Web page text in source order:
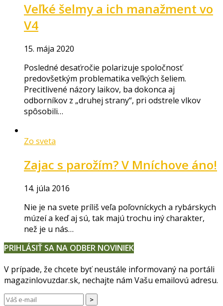
Veľké šelmy a ich manažment vo
V4
15. mája 2020
Posledné desaťročie polarizuje spoločnosť
predovšetkým problematika veľkých šeliem.
Precitlivené názory laikov, ba dokonca aj
odborníkov z „druhej strany“, pri odstrele vlkov
spôsobili…
Zo sveta
Zajac s parožím? V Mníchove áno!
14. júla 2016
Nie je na svete príliš veľa poľovníckych a rybárskych
múzeí a keď aj sú, tak majú trochu iný charakter,
než je u nás…
PRIHLÁSIŤ SA NA ODBER NOVINIEK
V prípade, že chcete byť neustále informovaný na portáli
magazinlovuzdar.sk, nechajte nám Vašu emailovú adresu.